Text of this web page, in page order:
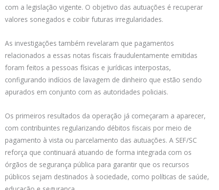
com a legislação vigente. O objetivo das autuações é recuperar
valores sonegados e coibir futuras irregularidades.
As investigações também revelaram que pagamentos
relacionados a essas notas fiscais fraudulentamente emitidas
foram feitos a pessoas físicas e jurídicas interpostas,
configurando indícios de lavagem de dinheiro que estão sendo
apurados em conjunto com as autoridades policiais.
Os primeiros resultados da operação já começaram a aparecer,
com contribuintes regularizando débitos fiscais por meio de
pagamento à vista ou parcelamento das autuações. A SEF/SC
reforça que continuará atuando de forma integrada com os
órgãos de segurança pública para garantir que os recursos
públicos sejam destinados à sociedade, como políticas de saúde,